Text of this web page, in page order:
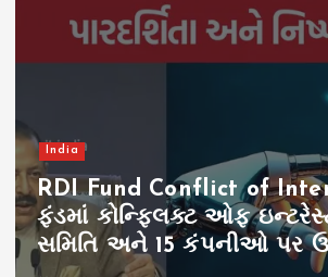
India
RDI Fund Conflict of
ફંડમાં કોન્ફ્લિક્ટ ઓફ
સમિતિ અને 15 કંપનીઓ પર